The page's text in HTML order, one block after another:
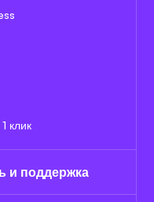
клик
и поддержка